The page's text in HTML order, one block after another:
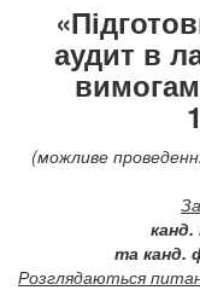
аудит в
(можливе
канд.
та канд.
Розглядаються